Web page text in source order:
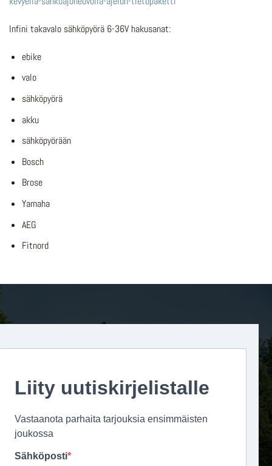
Infini takavalo sähköpyörä 6-36V hakusanat:
ebike
valo
sähköpyörä
akku
sähköpyörään
Bosch
Brose
Yamaha
AEG
Fitnord